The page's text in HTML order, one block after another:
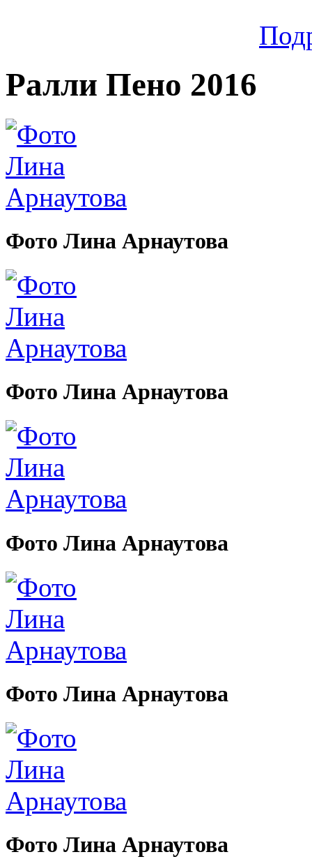
Ралли Пено 2016
Фото Лина Арнаутова
Фото Лина Арнаутова
Фото Лина Арнаутова
Фото Лина Арнаутова
Фото Лина Арнаутова